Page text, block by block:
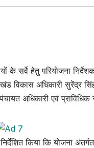
सर्वे हेतु परियोजना
विकास अधिकारी सुरेंद्र
अधिकारी एवं
किया कि योजना